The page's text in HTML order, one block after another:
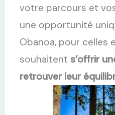
votre parcours et
une opportunité
Obanoa, pour celles
souhaitents’offrir
retrouver leur